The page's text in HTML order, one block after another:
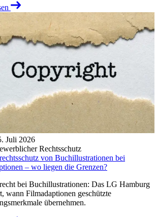
Juli 2026
Rechtsschutz
von Buchillustrationen bei
– wo liegen die Grenzen?
bei Buchillustrationen: Das LG Hamburg
wann Filmadaptionen geschützte
übernehmen.